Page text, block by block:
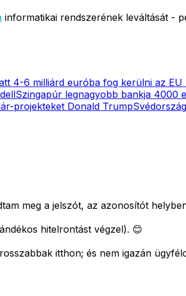
informatikai rendszerének leváltását -
4-6 milliárd euróba fog kerülni az EU
Szingapúr legnagyobb bankja 4000
projekteket Donald Trump
meg a jelszót, az azonosítót
hitelrontást végzel). 😊
itthon; és nem igazán